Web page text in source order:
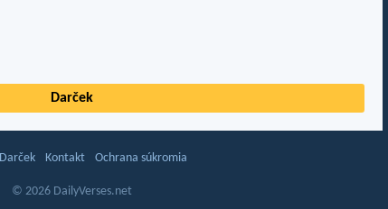
Darček
Darček Kontakt Ochrana súkromia
© 2026 DailyVerses.net